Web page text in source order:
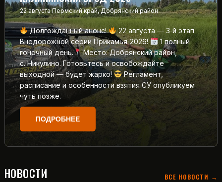
22 августа Пермский край, Добрянский район
Долгожданный анонс!
22 августа — 3‑й этап
Внедорожной серии Прикамья‑2026!
1 полный
гоночный день.
Место: Добрянский район,
с. Никулино. Готовьтесь и освобождайте
выходной — будет жарко!
Регламент,
расписание и особенности взятия СУ опубликуем
чуть позже.
ПОДРОБНЕЕ
НОВОСТИ ВСЕ НОВОСТИ →